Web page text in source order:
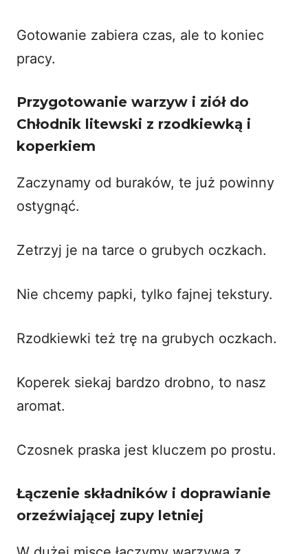
Gotowanie zabiera czas, ale to koniec
pracy.
Przygotowanie warzyw i ziół do
Chłodnik litewski z rzodkiewką i
koperkiem
Zaczynamy od buraków, te już powinny
ostygnąć.
Zetrzyj je na tarce o grubych oczkach.
Nie chcemy papki, tylko fajnej tekstury.
Rzodkiewki też trę na grubych oczkach.
Koperek siekaj bardzo drobno, to nasz
aromat.
Czosnek praska jest kluczem po prostu.
Łączenie składników i doprawianie
orzeźwiającej zupy letniej